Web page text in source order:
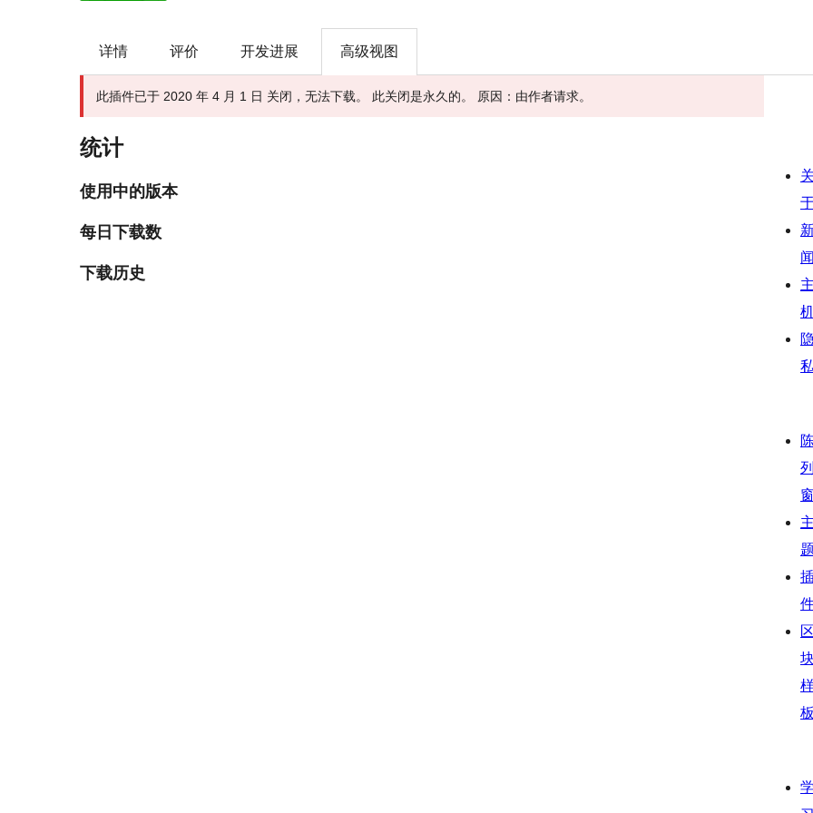
详情 评价 开发进展 高级视图
此插件已于 2020 年 4 月 1 日 关闭，无法下载。 此关闭是永久的。 原因：由作者请求。
统计
使用中的版本
每日下载数
下载历史
关
闻
主
列
窗
主
题
区
板
学